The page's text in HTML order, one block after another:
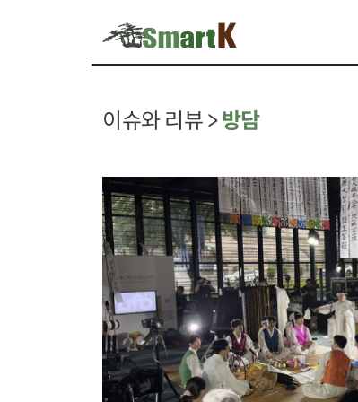
이슈와 리뷰 >방담